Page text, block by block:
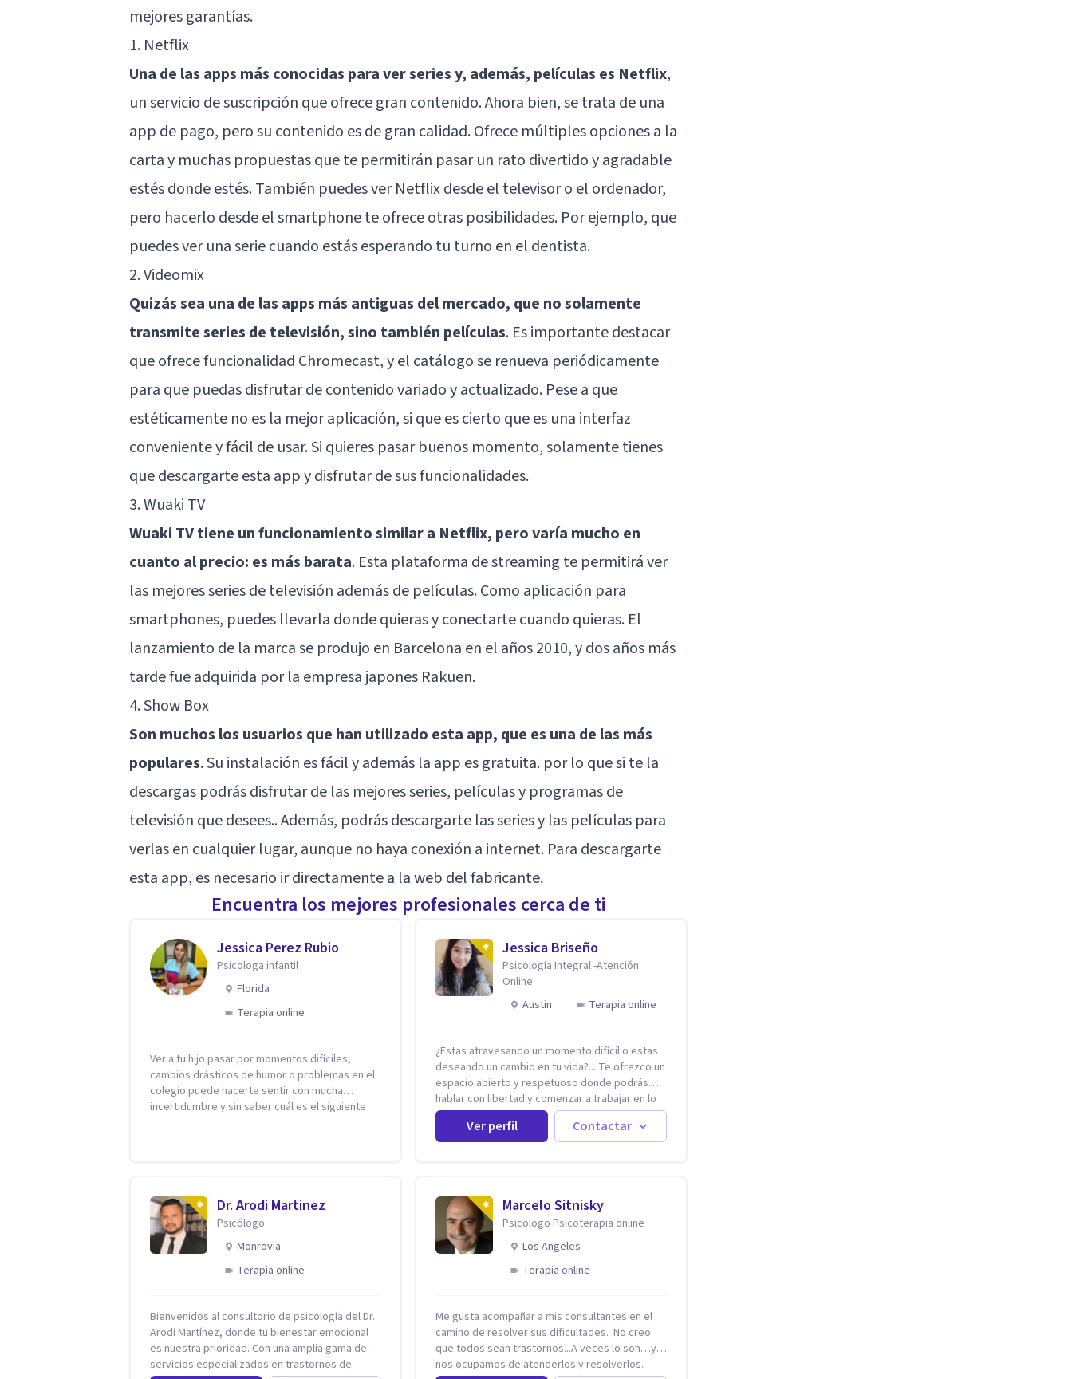
mejores garantías.
1. Netflix
Una de las apps más conocidas para ver series y, además, películas es Netflix,
un servicio de suscripción que ofrece gran contenido. Ahora bien, se trata de una
app de pago, pero su contenido es de gran calidad. Ofrece múltiples opciones a la
carta y muchas propuestas que te permitirán pasar un rato divertido y agradable
estés donde estés. También puedes ver Netflix desde el televisor o el ordenador,
pero hacerlo desde el smartphone te ofrece otras posibilidades. Por ejemplo, que
puedes ver una serie cuando estás esperando tu turno en el dentista.
2. Videomix
Quizás sea una de las apps más antiguas del mercado, que no solamente
transmite series de televisión, sino también películas. Es importante destacar
que ofrece funcionalidad Chromecast, y el catálogo se renueva periódicamente
para que puedas disfrutar de contenido variado y actualizado. Pese a que
estéticamente no es la mejor aplicación, si que es cierto que es una interfaz
conveniente y fácil de usar. Si quieres pasar buenos momento, solamente tienes
que descargarte esta app y disfrutar de sus funcionalidades.
3. Wuaki TV
Wuaki TV tiene un funcionamiento similar a Netflix, pero varía mucho en
cuanto al precio: es más barata. Esta plataforma de streaming te permitirá ver
las mejores series de televisión además de películas. Como aplicación para
smartphones, puedes llevarla donde quieras y conectarte cuando quieras. El
lanzamiento de la marca se produjo en Barcelona en el años 2010, y dos años más
tarde fue adquirida por la empresa japones Rakuen.
4. Show Box
Son muchos los usuarios que han utilizado esta app, que es una de las más
populares. Su instalación es fácil y además la app es gratuita. por lo que si te la
descargas podrás disfrutar de las mejores series, películas y programas de
televisión que desees.. Además, podrás descargarte las series y las películas para
verlas en cualquier lugar, aunque no haya conexión a internet. Para descargarte
esta app, es necesario ir directamente a la web del fabricante.
Encuentra los mejores profesionales cerca de ti
Jessica Perez Rubio
Psicologa infantil
Florida
Terapia online
Ver a tu hijo pasar por momentos difíciles,
cambios drásticos de humor o problemas en el
colegio puede hacerte sentir con mucha
incertidumbre y sin saber cuál es el siguiente
de herramientas prácticas y dinámicas
adaptadas a la edad de cada menor, dejando de
lado las etiquetas y los tecnicismos. Mi forma
de trabajar se centra en entender las
emociones que hay detrás del comportamiento,
fortaleciendo la comunicación entre ustedes.
Acompaño a niños y adolescentes que están
lidiando con la ansiedad, la timidez, la rebeldía o
dificultades escolares, así como a padres que
Jessica Briseño
Psicología Integral -Atención
Online
Austin
Terapia online
¿Estas atravesando un momento difícil o estas
deseando un cambio en tu vida?... Te ofrezco un
espacio abierto y respetuoso donde podrás
hablar con libertad y comenzar a trabajar en lo
que hoy te preocupa. Me especializo en
Trastornos de Ansiedad y a lo largo de mi
experiencia profesional he acompañado a
Autoestima, Gestión de la Ira, Depresión, Retos
en la Crianza, Codependencia, Celos, entre
otros. Cuento con más de 12 años de
experiencia en el área de la Salud mental y he
trabajado en distintos contextos clínicos con
niños, Adolescentes y Adultos
Ver perfil Contactar
Dr. Arodi Martinez
Psicólogo
Monrovia
Terapia online
Bienvenidos al consultorio de psicología del Dr.
Arodi Martínez, donde tu bienestar emocional
es nuestra prioridad. Con una amplia gama de
servicios especializados en trastornos de
Marcelo Sitnisky
Psicologo Psicoterapia online
Los Angeles
Terapia online
Me gusta acompañar a mis consultantes en el
camino de resolver sus dificultades. No creo
que todos sean trastornos...A veces lo son…y
nos ocupamos de atenderlos y resolverlos.